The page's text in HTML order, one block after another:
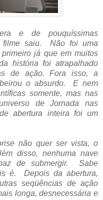
e de pouquíssimas
filme saiu. Não foi uma
já que em muitos
história foi atrapalhado
de ação. Fora isso, a
o absurdo. E nem
somente, mas nas
de Jornada nas
abertura inteira foi um
não quer ser vista, o
disso, nenhuma nave
de submergir. Sabe
é. Depois da abertura,
seqüências de ação
longa, desnecessária e